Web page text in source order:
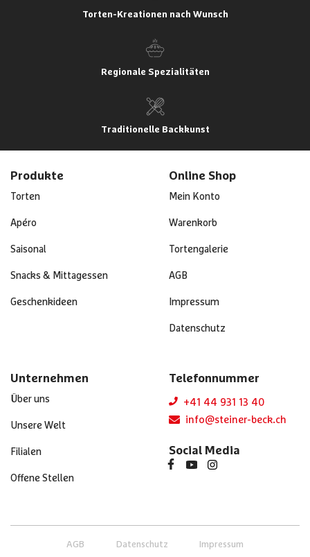
Torten-Kreationen nach Wunsch
Regionale Spezialitäten
Traditionelle Backkunst
Produkte
Torten
Apéro
Saisonal
Snacks & Mittagessen
Geschenkideen
Online Shop
Mein Konto
Warenkorb
Tortengalerie
AGB
Impressum
Datenschutz
Unternehmen
Über uns
Unsere Welt
Filialen
Offene Stellen
Telefonnummer
+41 44 931 13 40
info@steiner-beck.ch
Social Media
AGB Datenschutz Impressum